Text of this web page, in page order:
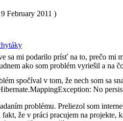
February 2011 )
sa mi podarilo prísť na to, prečo mi
ako som problém vyriešil a na
spočíval v tom, že nech som sa
No
problému. Preliezol som
že v práci pracujem na projekte,